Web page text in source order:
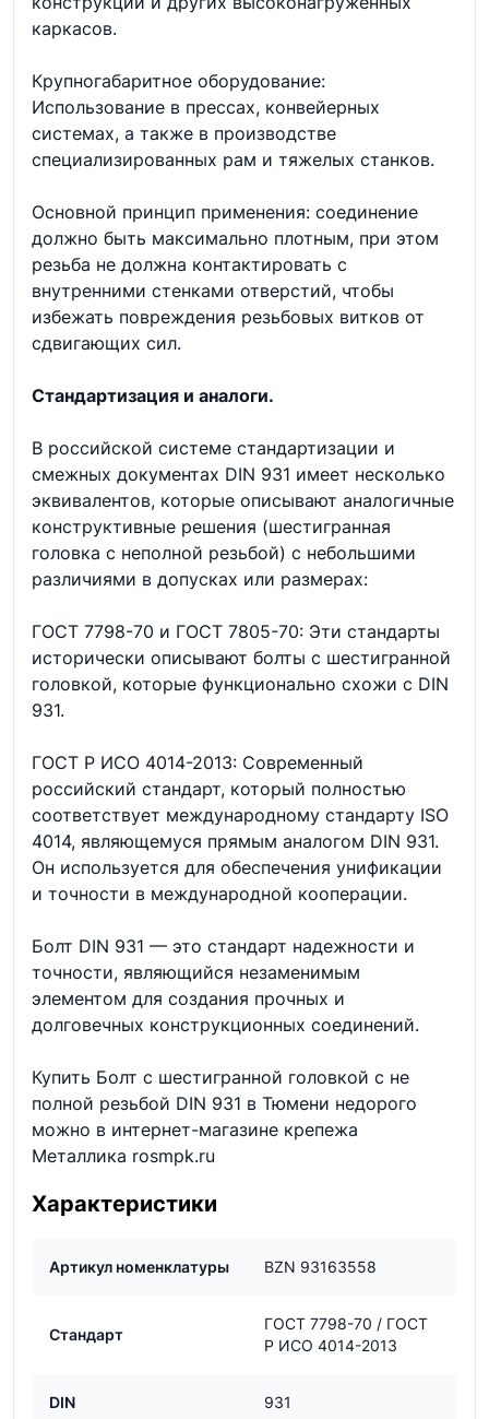
каркасов.
Крупногабаритное оборудование:
Использование в прессах, конвейерных
системах, а также в производстве
специализированных рам и тяжелых станков.
Основной принцип применения: соединение
должно быть максимально плотным, при этом
резьба не должна контактировать с
внутренними стенками отверстий, чтобы
избежать повреждения резьбовых витков от
сдвигающих сил.
Стандартизация и аналоги.
В российской системе стандартизации и
смежных документах DIN 931 имеет несколько
эквивалентов, которые описывают аналогичные
конструктивные решения (шестигранная
головка с неполной резьбой) с небольшими
различиями в допусках или размерах:
ГОСТ 7798-70 и ГОСТ 7805-70: Эти стандарты
исторически описывают болты с шестигранной
головкой, которые функционально схожи с DIN
931.
ГОСТ Р ИСО 4014-2013: Современный
российский стандарт, который полностью
соответствует международному стандарту ISO
4014, являющемуся прямым аналогом DIN 931.
Он используется для обеспечения унификации
и точности в международной кооперации.
Болт DIN 931 — это стандарт надежности и
точности, являющийся незаменимым
элементом для создания прочных и
долговечных конструкционных соединений.
Купить Болт с шестигранной головкой с не
полной резьбой DIN 931 в Тюмени недорого
можно в интернет-магазине крепежа
Металлика rosmpk.ru
Характеристики
Артикул номенклатуры BZN 93163558
Стандарт
ГОСТ 7798-70 / ГОСТ
Р ИСО 4014-2013
DIN 931